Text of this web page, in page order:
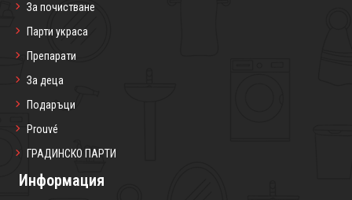
За почистване
Парти украса
Препарати
За деца
Подаръци
Prouvé
ГРАДИНСКО ПАРТИ
Информация